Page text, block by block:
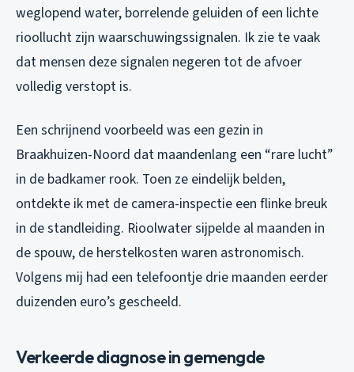
weglopend water, borrelende geluiden of een lichte
rioollucht zijn waarschuwingssignalen. Ik zie te vaak
dat mensen deze signalen negeren tot de afvoer
volledig verstopt is.
Een schrijnend voorbeeld was een gezin in
Braakhuizen-Noord dat maandenlang een “rare lucht”
in de badkamer rook. Toen ze eindelijk belden,
ontdekte ik met de camera-inspectie een flinke breuk
in de standleiding. Rioolwater sijpelde al maanden in
de spouw, de herstelkosten waren astronomisch.
Volgens mij had een telefoontje drie maanden eerder
duizenden euro’s gescheeld.
Verkeerde diagnose in gemengde